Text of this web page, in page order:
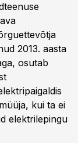
2013. aasta
osutab
kui ta ei
elektrilepingu